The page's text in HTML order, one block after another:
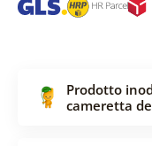
Prodotto
cameretta